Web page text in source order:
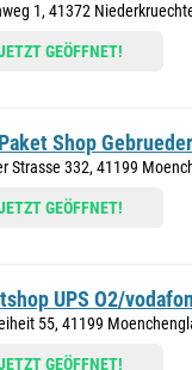
1, 41372
GEÖFFNET!
Shop
Strasse 332, 41199
GEÖFFNET!
UPS O2/
55, 41199
GEÖFFNET!